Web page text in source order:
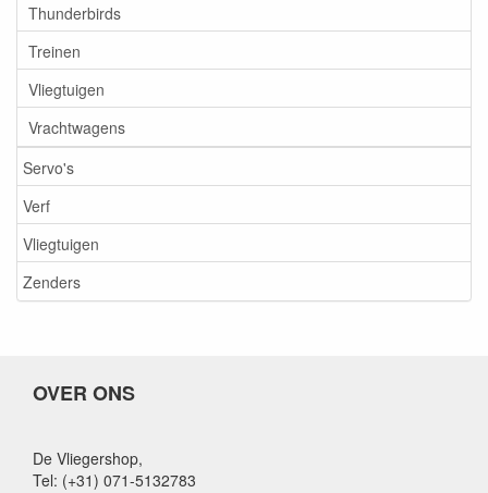
Thunderbirds
Treinen
Vliegtuigen
Vrachtwagens
Servo's
Verf
Vliegtuigen
Zenders
OVER ONS
De Vliegershop,
Tel: (+31) 071-5132783